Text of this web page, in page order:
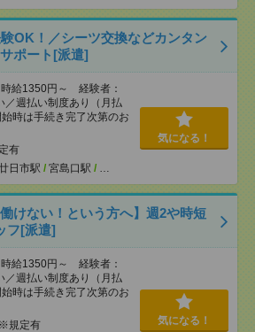
OK！／シーツ交換などカンタン
ポート[派遣]
給1350円～ 経験者：
週払い制度あり（月払
時は手続き完了次第のお
有
日市駅 / 宮島口駅 / …
気になる！
働けない！という方へ】週2や時短
フ[派遣]
給1350円～ 経験者：
週払い制度あり（月払
時は手続き完了次第のお
規定有
気になる！